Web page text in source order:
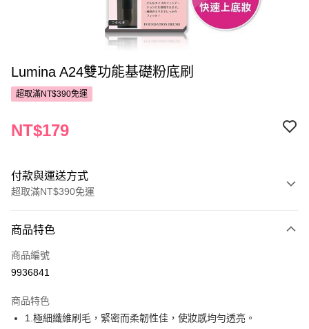
Lumina A24雙功能基礎粉底刷
超取滿NT$390免運
NT$179
付款與運送方式
超取滿NT$390免運
POYA支付
信用卡一次付款
LINE Pay
商品特色
商品編號
9936841
商品特色
1.極細纖維刷毛，緊密而柔韌性佳，使妝感均勻透亮。